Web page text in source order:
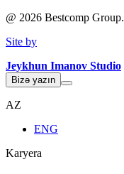
@ 2026 Bestcomp Group.
Site by
Jeykhun Imanov Studio
Bizə yazın
AZ
ENG
Karyera